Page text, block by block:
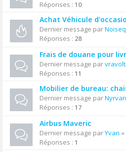
Réponses : 10
Achat Véhicule
Dernier message par
Réponses : 28
Frais de douane pour
Dernier message par
Réponses : 11
Mobilier de bureau:
Dernier message parNyrvan
Réponses : 17
Airbus Maveric
Dernier message parYvan «
Réponses : 1